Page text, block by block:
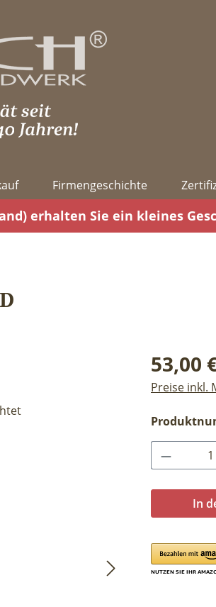
Firmengeschichte
erhalten Sie ein kleines
Regulärer
53,00
Preise inkl.
In